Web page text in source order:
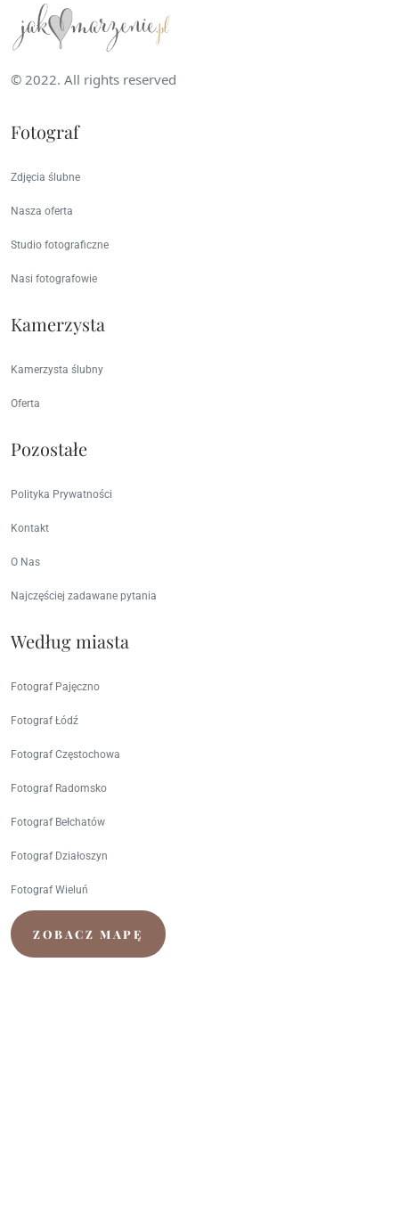
© 2022. All rights reserved
Fotograf
Zdjęcia ślubne
Nasza oferta
Studio fotograficzne
Nasi fotografowie
Kamerzysta
Kamerzysta ślubny
Oferta
Pozostałe
Polityka Prywatności
Kontakt
O Nas
Najczęściej zadawane pytania
Według miasta
Fotograf Pajęczno
Fotograf Łódź
Fotograf Częstochowa
Fotograf Radomsko
Fotograf Bełchatów
Fotograf Działoszyn
Fotograf Wieluń
ZOBACZ MAPĘ